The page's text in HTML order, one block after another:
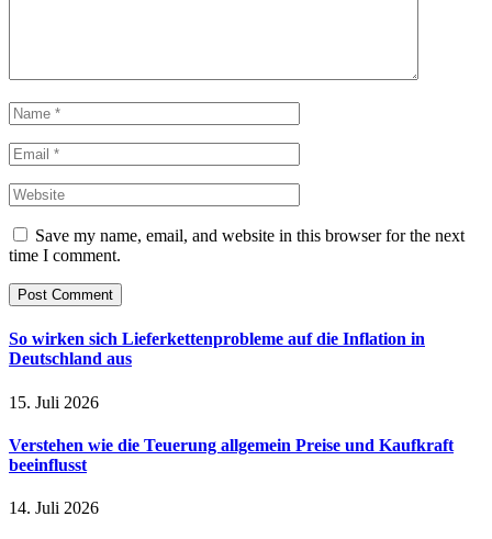
Save my name, email, and website in this browser for the next
time I comment.
So wirken sich Lieferkettenprobleme auf die Inflation in
Deutschland aus
15. Juli 2026
Verstehen wie die Teuerung allgemein Preise und Kaufkraft
beeinflusst
14. Juli 2026